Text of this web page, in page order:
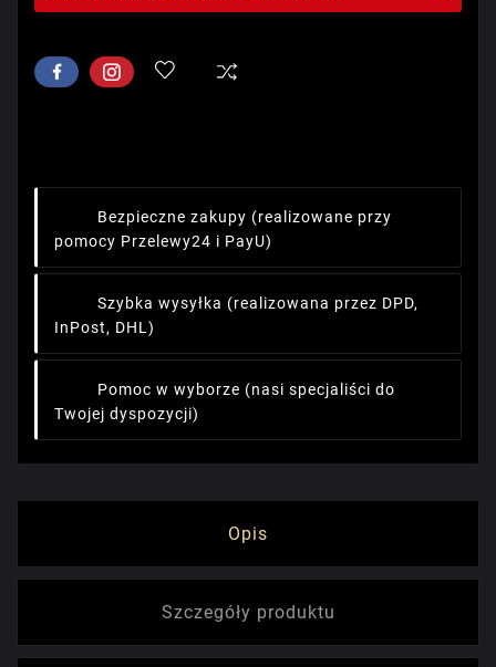
Bezpieczne zakupy (realizowane przy
pomocy Przelewy24 i PayU)
Szybka wysyłka (realizowana przez DPD,
InPost, DHL)
Pomoc w wyborze (nasi specjaliści do
Twojej dyspozycji)
Opis
Szczegóły produktu